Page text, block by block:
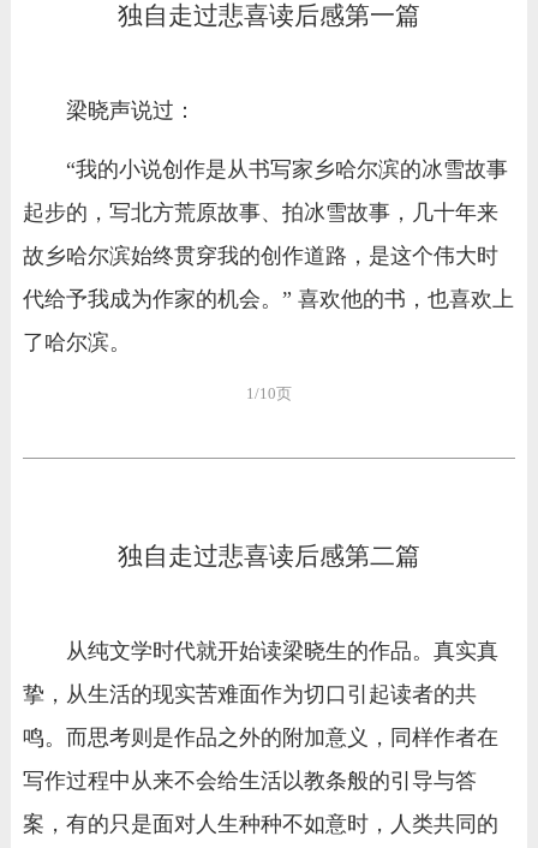
独自走过悲喜读后感第一篇
梁晓声说过：
“我的小说创作是从书写家乡哈尔滨的冰雪故事
起步的，写北方荒原故事、拍冰雪故事，几十年来
故乡哈尔滨始终贯穿我的创作道路，是这个伟大时
代给予我成为作家的机会。” 喜欢他的书，也喜欢上
了哈尔滨。
1/10页
独自走过悲喜读后感第二篇
从纯文学时代就开始读梁晓生的作品。真实真
挚，从生活的现实苦难面作为切口引起读者的共
鸣。而思考则是作品之外的附加意义，同样作者在
写作过程中从来不会给生活以教条般的引导与答
案，有的只是面对人生种种不如意时，人类共同的